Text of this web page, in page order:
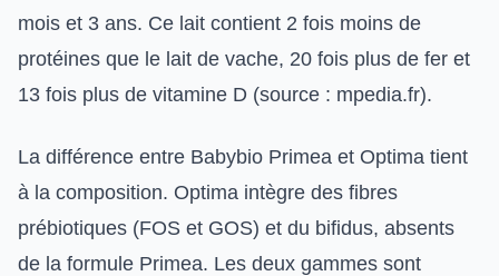
mois et 3 ans. Ce lait contient 2 fois moins de
protéines que le lait de vache, 20 fois plus de fer et
13 fois plus de vitamine D (source : mpedia.fr).
La différence entre Babybio Primea et Optima tient
à la composition. Optima intègre des fibres
prébiotiques (FOS et GOS) et du bifidus, absents
de la formule Primea. Les deux gammes sont